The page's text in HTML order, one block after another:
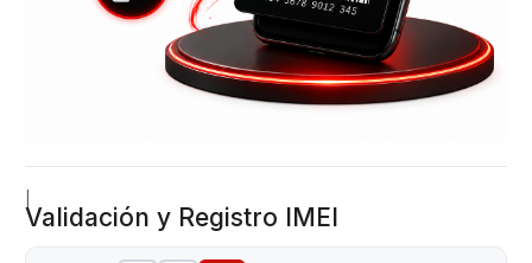
Validación y Registro IMEI